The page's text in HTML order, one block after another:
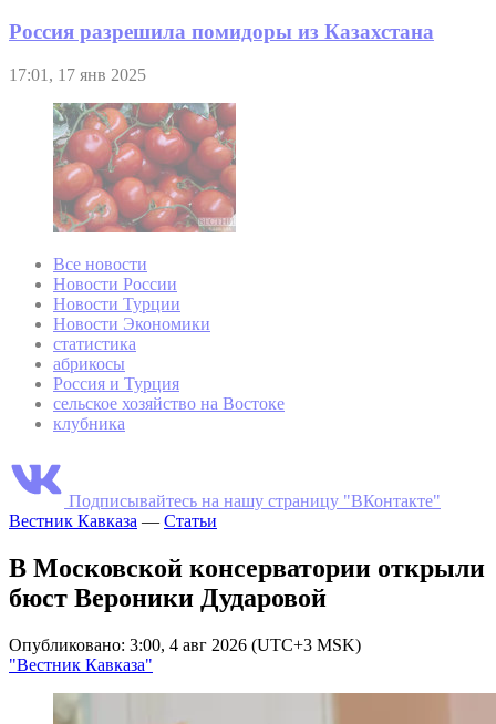
Россия разрешила помидоры из Казахстана
17:01, 17 янв 2025
Все новости
Новости России
Новости Турции
Новости Экономики
статистика
абрикосы
Россия и Турция
сельское хозяйство на Востоке
клубника
Подписывайтесь на нашу страницу "ВКонтакте"
Вестник Кавказа — Статьи
В Московской консерватории открыли
бюст Вероники Дударовой
Опубликовано: 3:00, 4 авг 2026 (UTC+3 MSK)
"Вестник Кавказа"